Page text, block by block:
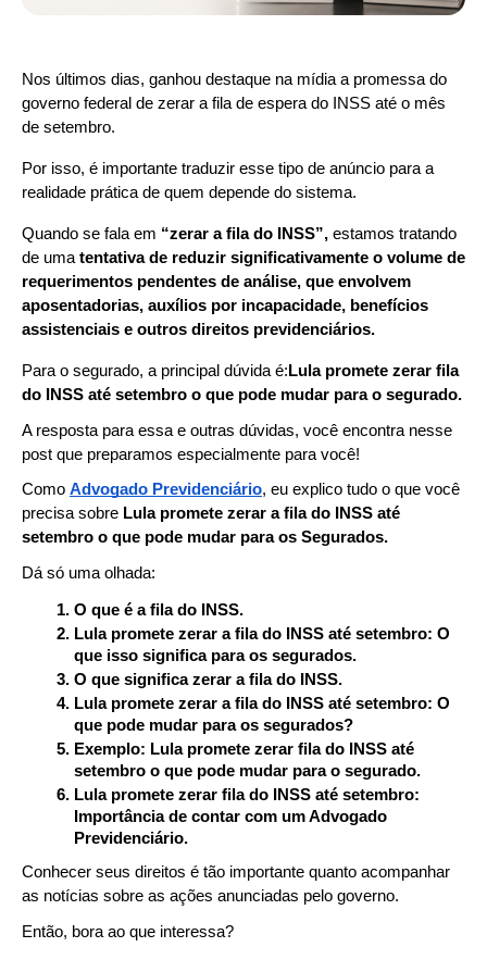
Nos últimos dias, ganhou destaque na mídia a promessa do
governo federal de zerar a fila de espera do INSS até o mês
de setembro.
Por isso, é importante traduzir esse tipo de anúncio para a
realidade prática de quem depende do sistema.
Quando se fala em “zerar a fila do INSS”, estamos tratando
de uma tentativa de reduzir significativamente o volume de
requerimentos pendentes de análise, que envolvem
aposentadorias, auxílios por incapacidade, benefícios
assistenciais e outros direitos previdenciários.
Para o segurado, a principal dúvida é: Lula promete zerar fila
do INSS até setembro o que pode mudar para o segurado.
A resposta para essa e outras dúvidas, você encontra nesse
post que preparamos especialmente para você!
Como Advogado Previdenciário, eu explico tudo o que você
precisa sobre Lula promete zerar a fila do INSS até
setembro o que pode mudar para os Segurados.
Dá só uma olhada:
O que é a fila do INSS.
Lula promete zerar a fila do INSS até setembro: O
que isso significa para os segurados.
O que significa zerar a fila do INSS.
Lula promete zerar a fila do INSS até setembro: O
que pode mudar para os segurados?
Exemplo: Lula promete zerar fila do INSS até
setembro o que pode mudar para o segurado.
Lula promete zerar fila do INSS até setembro:
Importância de contar com um Advogado
Previdenciário.
Conhecer seus direitos é tão importante quanto acompanhar
as notícias sobre as ações anunciadas pelo governo.
Então, bora ao que interessa?